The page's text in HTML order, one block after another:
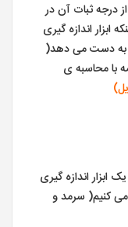
درجه ثبات آن در
ابزار اندازه گیری
به دست می دهد(
پرسشنامه با محاسبه ی
ابزار اندازه گیری
می کنیم( سرمد و